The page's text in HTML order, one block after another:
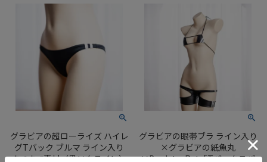
グラビアの超ローライズ ハイレ
グTバック ブルマ ライン入り
すべすべ素材〈黒×白ライン〉
グラビアの眼帯ブラ ライン入り
×グラビアの紙魚丸
×PredatorRat「Tバックスパ